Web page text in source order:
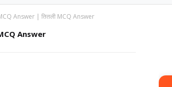
Answer | तितली MCQ Answer
Answer